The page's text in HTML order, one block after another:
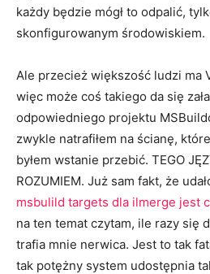
każdy będzie mógł to odpalić,
skonfigurowanym środowiskiem.
Ale przecież większość ludzi ma
więc może coś takiego da się
odpowiedniego projektu
zwykle natrafiłem na ścianę,
byłem wstanie przebić. TEGO
ROZUMIEM. Już sam fakt, że
msbulild targets dla ilmerge jest
na ten temat czytam, ile razy się
trafia mnie nerwica. Jest to tak
tak potężny system udostępnia